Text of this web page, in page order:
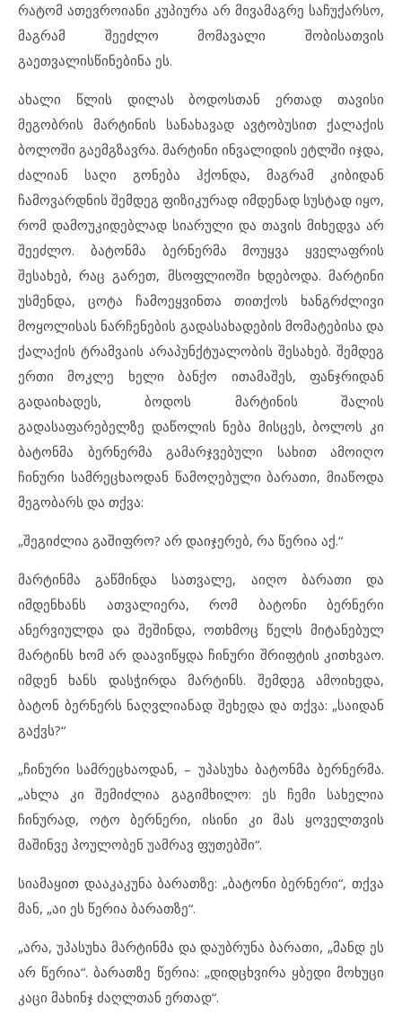
რატომ ათევროიანი კუპიურა არ მივამაგრე საჩუქარსო,
მაგრამ შეეძლო მომავალი შობისათვის
გაეთვალისწინებინა ეს.
ახალი წლის დილას ბოდოსთან ერთად თავისი
მეგობრის მარტინის სანახავად ავტობუსით ქალაქის
ბოლოში გაემგზავრა. მარტინი ინვალიდის ეტლში იჯდა,
ძალიან საღი გონება ჰქონდა, მაგრამ კიბიდან
ჩამოვარდნის შემდეგ ფიზიკურად იმდენად სუსტად იყო,
რომ დამოუკიდებლად სიარული და თავის მიხედვა არ
შეეძლო. ბატონმა ბერნერმა მოუყვა ყველაფრის
შესახებ, რაც გარეთ, მსოფლიოში ხდებოდა. მარტინი
უსმენდა, ცოტა ჩამოეყვინთა თითქოს ხანგრძლივი
მოყოლისას ნარჩენების გადასახადების მომატებისა და
ქალაქის ტრამვაის არაპუნქტუალობის შესახებ. შემდეგ
ერთი მოკლე ხელი ბანქო ითამაშეს, ფანჯრიდან
გადაიხადეს, ბოდოს მარტინის შალის
გადასაფარებელზე დაწოლის ნება მისცეს, ბოლოს კი
ბატონმა ბერნერმა გამარჯვებული სახით ამოიღო
ჩინური სამრეცხაოდან წამოღებული ბარათი, მიაწოდა
მეგობარს და თქვა:
„შეგიძლია გაშიფრო? არ დაიჯერებ, რა წერია აქ.“
მარტინმა გაწმინდა სათვალე, აიღო ბარათი და
იმდენხანს ათვალიერა, რომ ბატონი ბერნერი
ანერვიულდა და შეშინდა, ოთხმოც წელს მიტანებულ
მარტინს ხომ არ დაავიწყდა ჩინური შრიფტის კითხვაო.
იმდენ ხანს დასჭირდა მარტინს. შემდეგ ამოიხედა,
ბატონ ბერნერს ნაღვლიანად შეხედა და თქვა: „საიდან
გაქვს?“
„ჩინური სამრეცხაოდან, – უპასუხა ბატონმა ბერნერმა.
„ახლა კი შემიძლია გაგიმხილო: ეს ჩემი სახელია
ჩინურად, ოტო ბერნერი, ისინი კი მას ყოველთვის
მაშინვე პოულობენ უამრავ ფუთებში“.
სიამაყით დააკაკუნა ბარათზე: „ბატონი ბერნერი“, თქვა
მან, „აი ეს წერია ბარათზე“.
„არა, უპასუხა მარტინმა და დაუბრუნა ბარათი, „მანდ ეს
არ წერია“. ბარათზე წერია: „დიდცხვირა ყბედი მოხუცი
კაცი მახინჯ ძაღლთან ერთად“.